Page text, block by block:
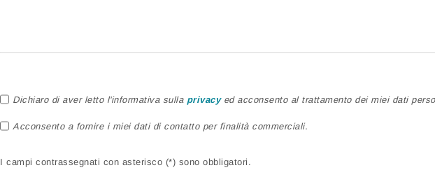
Dichiaro di aver letto l'informativa sulla privacyed acconsento al trattamento dei miei dati
Acconsento a fornire i miei dati di contatto per finalità commerciali.
I campi contrassegnati con asterisco (*) sono obbligatori.